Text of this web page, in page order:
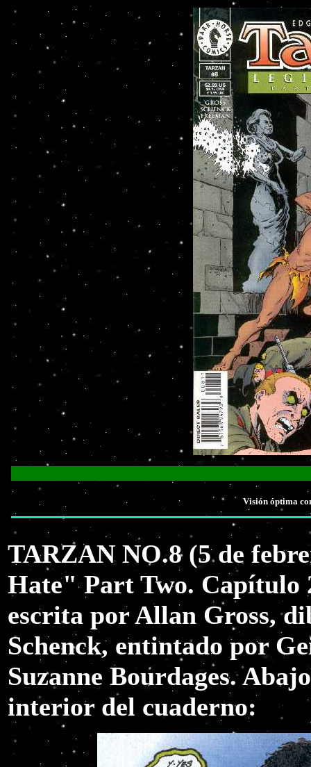
Visión óptima
TARZAN NO.8 (5 de
Hate" Part Two.
escrita por Allan Gross,
Schenck, entintado por
Suzanne Bourdages.
interior del cuaderno: